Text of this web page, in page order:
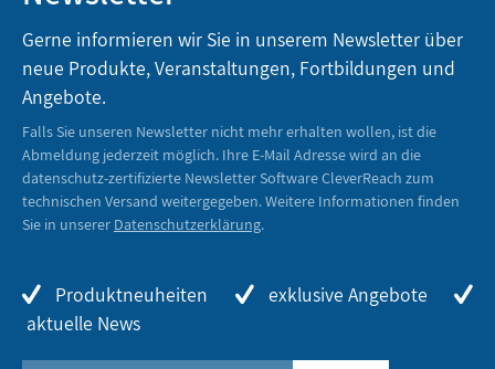
Gerne informieren wir Sie in unserem Newsletter über
neue Produkte, Veranstaltungen, Fortbildungen und
Angebote.
Falls Sie unseren Newsletter nicht mehr erhalten wollen, ist die
Abmeldung jederzeit möglich. Ihre E-Mail Adresse wird an die
datenschutz-zertifizierte Newsletter Software CleverReach zum
technischen Versand weitergegeben. Weitere Informationen finden
Sie in unserer Datenschutzerklärung.
Produktneuheiten
exklusive Angebote
aktuelle News